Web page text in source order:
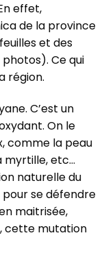
effet,
de la province
et des
Ce qui
région.
C’est un
On le
comme la peau
myrtille, etc…
naturelle du
se défendre
maitrisée,
cette mutation